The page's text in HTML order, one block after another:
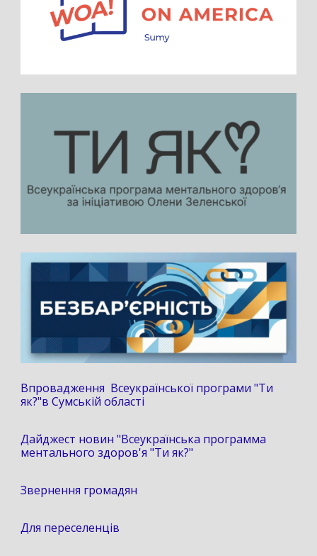
Впровадження Всеукраїнської програми "Ти
як?"в Сумській області
Дайджест новин "Всеукраїнська программа
ментального здоров'я "Ти як?"
Звернення громадян
Для переселенців